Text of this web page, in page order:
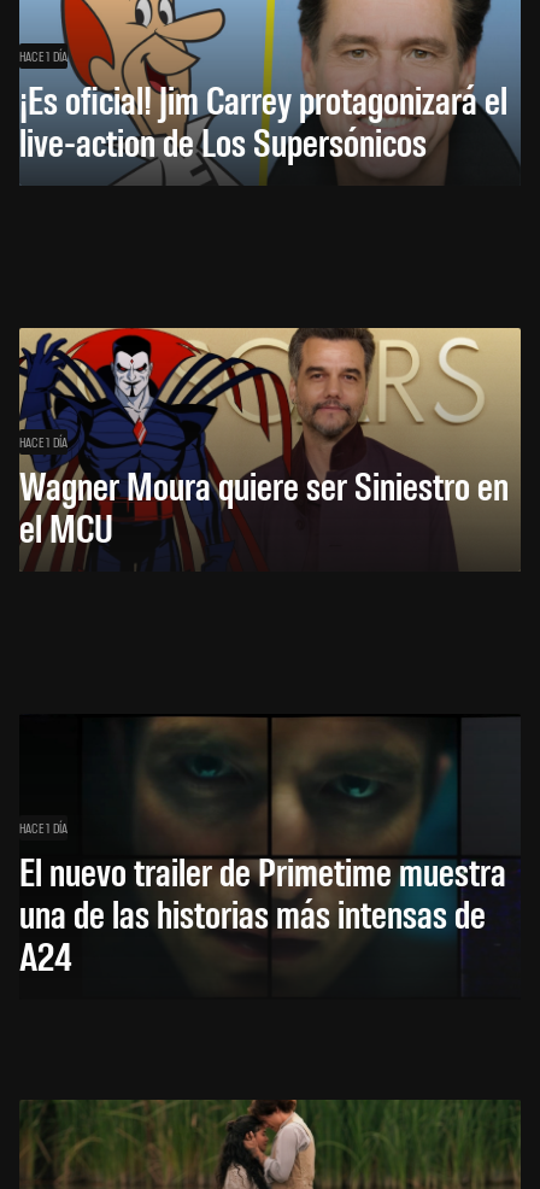
HACE 1 DÍA
¡Es oficial! Jim Carrey protagonizará el
live-action de Los Supersónicos
HACE 1 DÍA
Wagner Moura quiere ser Siniestro en
el MCU
HACE 1 DÍA
El nuevo trailer de Primetime muestra
una de las historias más intensas de
A24